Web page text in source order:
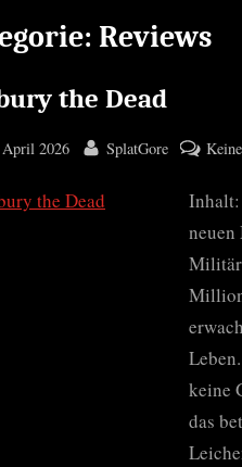
Reviews
the Dead
April 2026 By
SplatGore
Inhalt:
neuen
keine
das